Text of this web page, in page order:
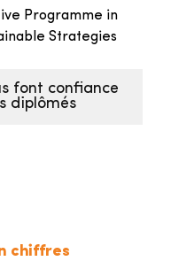
Programme in
Strategies
font confiance
diplômés
chiffres